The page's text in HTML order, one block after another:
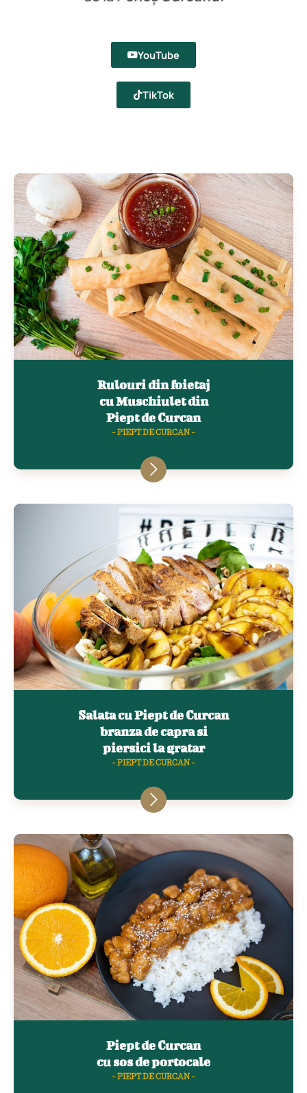
YouTube
TikTok
Rulouri din foietaj
cu Muschiulet din
Piept de Curcan
- PIEPT DE CURCAN -
Salata cu Piept de Curcan
branza de capra si
piersici la gratar
- PIEPT DE CURCAN -
Piept de Curcan
cu sos de portocale
- PIEPT DE CURCAN -